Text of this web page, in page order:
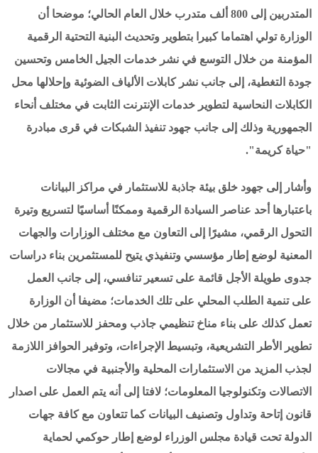
المتدربين إلى 800 ألف متدرب خلال العام الحالي؛ موضحا أن
الوزارة تولي اهتماما كبيرا بتطوير وتحديث البنية التحتية الرقمية
المؤمنة من خلال التوسع في نشر خدمات الجيل الخامس وتحسين
جودة التغطية، إلى جانب نشر كابلات الألياف الضوئية وإحلالها محل
الكابلات النحاسية لتطوير خدمات الإنترنت الثابت في مختلف أنحاء
الجمهورية وذلك إلى جانب جهود تنفيذ الشبكات في قرى مبادرة
"حياة كريمة".
وأشار إلى جهود خلق بيئة جاذبة للاستثمار في مراكز البيانات
باعتبارها أحد عناصر السيادة الرقمية وممكنًا أساسيًا لتسريع وتيرة
التحول الرقمي، مشيرًا إلى التعاون مع مختلف الوزارات والجهات
المعنية لوضع إطار مؤسسي وتنفيذي يتيح للمستثمرين بناء دراسات
جدوى طويلة الأجل قائمة على تسعير تنافسي، إلى جانب العمل
على تنمية الطلب المحلي على تلك الخدمات؛ مضيفا أن الوزارة
تعمل كذلك على بناء مناخ تنظيمي جاذب ومحفز للاستثمار من خلال
تطوير الأطر التشريعية، وتبسيط الإجراءات، وتوفير الحوافز اللازمة
لجذب المزيد من الاستثمارات المحلية والأجنبية في مجالات
الاتصالات وتكنولوجيا المعلومات؛ لافتا إلى أنه يتم العمل على اصدار
قانون إتاحة وتداول وتصنيف البيانات كما تتعاون مع كافة جهات
الدولة تحت قيادة مجلس الوزراء لوضع إطار حوكمي لحماية